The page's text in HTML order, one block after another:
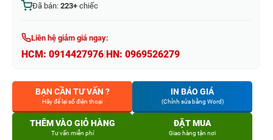
Đã bán: 223+ chiếc
Liên hệ giảm giá ngay:
HCM: 0914427976|HN: 0969526279
BẠN CẦN TƯ VẤN ?
Hãy để lại số điện thoại
IN BÁO GIÁ
(Chỉnh sửa bằng Word)
THÊM VÀO GIỎ HÀNG
Tư vấn miễn phí
ĐẶT MUA
Giao hàng tận nơi